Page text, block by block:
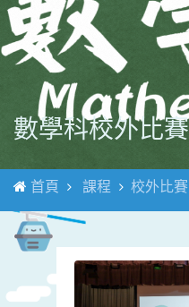
數學科校外比賽
首頁 課程 校外比賽